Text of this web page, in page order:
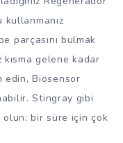
kullanmanız
parçasını bulmak
kısma gelene kadar
edin, Biosensor
Stingray gibi
olun; bir süre için çok